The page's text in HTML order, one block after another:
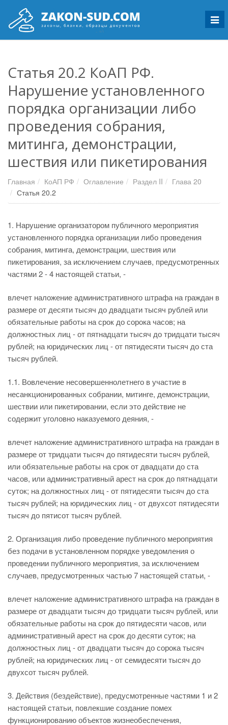
Статья 20.2 КоАП РФ.
Нарушение установленного
порядка организации либо
проведения собрания,
митинга, демонстрации,
шествия или пикетирования
Главная КоАП РФ Оглавление Раздел II
Глава 20
Статья 20.2
1. Нарушение организатором публичного мероприятия
установленного порядка организации либо проведения
собрания, митинга, демонстрации, шествия или
пикетирования, за исключением случаев, предусмотренных
частями 2 - 4 настоящей статьи, -
влечет наложение административного штрафа на граждан в
размере от десяти тысяч до двадцати тысяч рублей или
обязательные работы на срок до сорока часов; на
должностных лиц - от пятнадцати тысяч до тридцати тысяч
рублей; на юридических лиц - от пятидесяти тысяч до ста
тысяч рублей.
1.1. Вовлечение несовершеннолетнего в участие в
несанкционированных собрании, митинге, демонстрации,
шествии или пикетировании, если это действие не
содержит уголовно наказуемого деяния, -
влечет наложение административного штрафа на граждан в
размере от тридцати тысяч до пятидесяти тысяч рублей,
или обязательные работы на срок от двадцати до ста
часов, или административный арест на срок до пятнадцати
суток; на должностных лиц - от пятидесяти тысяч до ста
тысяч рублей; на юридических лиц - от двухсот пятидесяти
тысяч до пятисот тысяч рублей.
2. Организация либо проведение публичного мероприятия
без подачи в установленном порядке уведомления о
проведении публичного мероприятия, за исключением
случаев, предусмотренных частью 7 настоящей статьи, -
влечет наложение административного штрафа на граждан в
размере от двадцати тысяч до тридцати тысяч рублей, или
обязательные работы на срок до пятидесяти часов, или
административный арест на срок до десяти суток; на
должностных лиц - от двадцати тысяч до сорока тысяч
рублей; на юридических лиц - от семидесяти тысяч до
двухсот тысяч рублей.
3. Действия (бездействие), предусмотренные частями 1 и 2
настоящей статьи, повлекшие создание помех
функционированию объектов жизнеобеспечения,